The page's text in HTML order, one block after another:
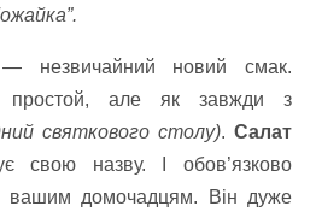
незвичайний новий смак.
простой, але як завжди з
святкового столу). Салат
свою назву. І обов’язково
вашим домочадцям. Він дуже